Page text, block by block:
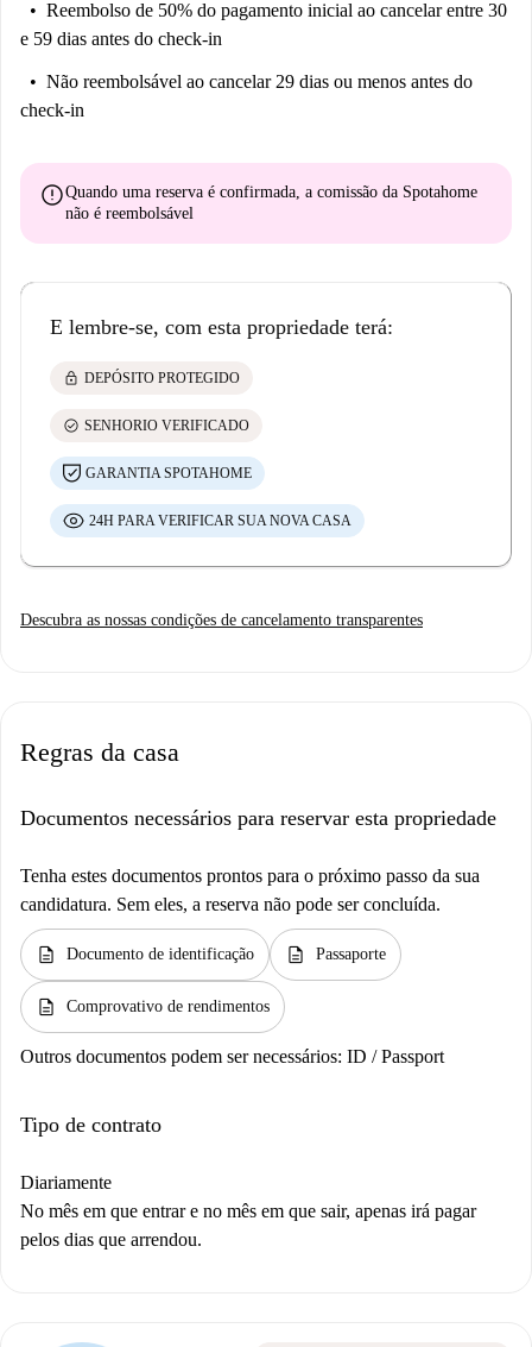
Reembolso de 50% do pagamento inicial ao cancelar entre 30
e 59 dias antes do check-in
Não reembolsável ao cancelar 29 dias ou menos antes do
check-in
errorQuando uma reserva é confirmada, a comissão da Spotahome
não é reembolsável
E lembre-se, com esta propriedade terá:
lock DEPÓSITO PROTEGIDO
check_circle SENHORIO VERIFICADO
GARANTIA SPOTAHOME
24H PARA VERIFICAR SUA NOVA CASA
Descubra as nossas condições de cancelamento transparentes
Regras da casa
Documentos necessários para reservar esta propriedade
Tenha estes documentos prontos para o próximo passo da sua
candidatura. Sem eles, a reserva não pode ser concluída.
description Documento de identificação description Passaporte
description Comprovativo de rendimentos
Outros documentos podem ser necessários: ID / Passport
Tipo de contrato
Diariamente
No mês em que entrar e no mês em que sair, apenas irá pagar
pelos dias que arrendou.